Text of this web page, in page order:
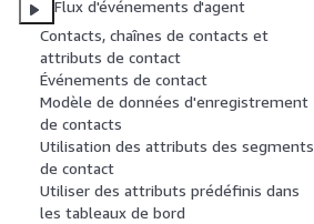
Flux d'événements d'agent
Contacts, chaînes de contacts et
attributs de contact
Événements de contact
Modèle de données d'enregistrement
de contacts
Utilisation des attributs des segments
de contact
Utiliser des attributs prédéfinis dans
les tableaux de bord